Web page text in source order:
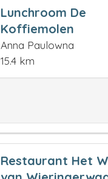
Lunchroom De
Koffiemolen
Anna Paulowna
15.4 km
Restaurant Het